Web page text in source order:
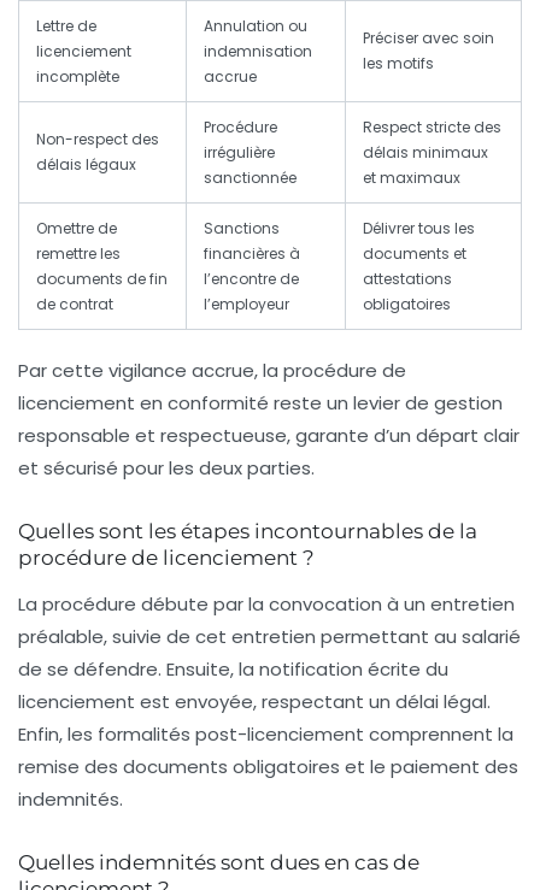
Lettre de
licenciement
incomplète
Annulation ou
indemnisation
accrue
Préciser avec soin
les motifs
Non-respect des
délais légaux
Procédure
irrégulière
sanctionnée
Respect stricte des
délais minimaux
et maximaux
Omettre de
remettre les
documents de fin
de contrat
Sanctions
financières à
l’encontre de
l’employeur
Délivrer tous les
documents et
attestations
obligatoires
Par cette vigilance accrue, la procédure de
licenciement en conformité reste un levier de gestion
responsable et respectueuse, garante d’un départ clair
et sécurisé pour les deux parties.
Quelles sont les étapes incontournables de la
procédure de licenciement ?
La procédure débute par la convocation à un entretien
préalable, suivie de cet entretien permettant au salarié
de se défendre. Ensuite, la notification écrite du
licenciement est envoyée, respectant un délai légal.
Enfin, les formalités post-licenciement comprennent la
remise des documents obligatoires et le paiement des
indemnités.
Quelles indemnités sont dues en cas de